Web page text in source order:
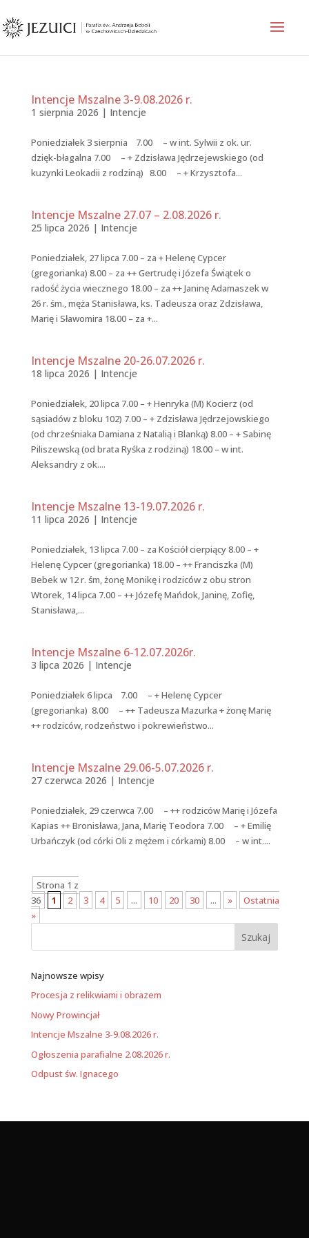
Intencje Mszalne 3-9.08.2026 r.
1 sierpnia 2026 | Intencje
Poniedziałek 3 sierpnia 7.00 – w int. Sylwii z ok. ur.
dzięk-błagalna 7.00 – + Zdzisława Jędrzejewskiego (od
kuzynki Leokadii z rodziną) 8.00 – + Krzysztofa...
Intencje Mszalne 27.07 – 2.08.2026 r.
25 lipca 2026 | Intencje
Poniedziałek, 27 lipca 7.00 – za + Helenę Cypcer
(gregorianka) 8.00 – za ++ Gertrudę i Józefa Świątek o
radość życia wiecznego 18.00 – za ++ Janinę Adamaszek w
26 r. śm., męża Stanisława, ks. Tadeusza oraz Zdzisława,
Marię i Sławomira 18.00 – za +...
Intencje Mszalne 20-26.07.2026 r.
18 lipca 2026 | Intencje
Poniedziałek, 20 lipca 7.00 – + Henryka (M) Kocierz (od
sąsiadów z bloku 102) 7.00 – + Zdzisława Jędrzejowskiego
(od chrześniaka Damiana z Natalią i Blanką) 8.00 – + Sabinę
Piliszewską (od brata Ryśka z rodziną) 18.00 – w int.
Aleksandry z ok....
Intencje Mszalne 13-19.07.2026 r.
11 lipca 2026 | Intencje
Poniedziałek, 13 lipca 7.00 – za Kościół cierpiący 8.00 – +
Helenę Cypcer (gregorianka) 18.00 – ++ Franciszka (M)
Bebek w 12 r. śm, żonę Monikę i rodziców z obu stron
Wtorek, 14 lipca 7.00 – ++ Józefę Mańdok, Janinę, Zofię,
Stanisława,...
Intencje Mszalne 6-12.07.2026r.
3 lipca 2026 | Intencje
Poniedziałek 6 lipca 7.00 – + Helenę Cypcer
(gregorianka) 8.00 – ++ Tadeusza Mazurka + żonę Marię
++ rodziców, rodzeństwo i pokrewieństwo...
Intencje Mszalne 29.06-5.07.2026 r.
27 czerwca 2026 | Intencje
Poniedziałek, 29 czerwca 7.00 – ++ rodziców Marię i Józefa
Kapias ++ Bronisława, Jana, Marię Teodora 7.00 – + Emilię
Urbańczyk (od córki Oli z mężem i córkami) 8.00 – w int....
Strona 1 z
36
1 2 3 4 5 ... 10 20 30 ... »
Ostatnia
»
Najnowsze wpisy
Procesja z relikwiami i obrazem
Nowy Prowincjał
Intencje Mszalne 3-9.08.2026 r.
Ogłoszenia parafialne 2.08.2026 r.
Odpust św. Ignacego